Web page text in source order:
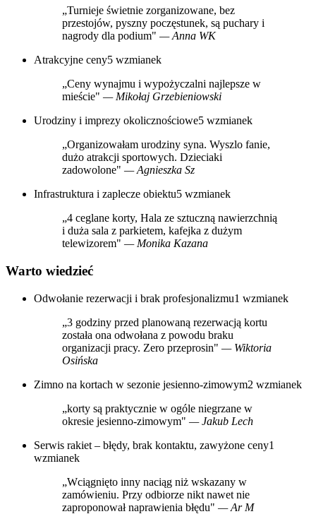
„Turnieje świetnie zorganizowane, bez
przestojów, pyszny poczęstunek, są puchary i
nagrody dla podium" — Anna WK
Atrakcyjne ceny5 wzmianek
„Ceny wynajmu i wypożyczalni najlepsze w
mieście" — Mikołaj Grzebieniowski
Urodziny i imprezy okolicznościowe5 wzmianek
„Organizowałam urodziny syna. Wyszlo fanie,
dużo atrakcji sportowych. Dzieciaki
zadowolone" — Agnieszka Sz
Infrastruktura i zaplecze obiektu5 wzmianek
„4 ceglane korty, Hala ze sztuczną nawierzchnią
i duża sala z parkietem, kafejka z dużym
telewizorem" — Monika Kazana
Warto wiedzieć
Odwołanie rezerwacji i brak profesjonalizmu1 wzmianek
„3 godziny przed planowaną rezerwacją kortu
została ona odwołana z powodu braku
organizacji pracy. Zero przeprosin" — Wiktoria
Osińska
Zimno na kortach w sezonie jesienno-zimowym2 wzmianek
„korty są praktycznie w ogóle niegrzane w
okresie jesienno-zimowym" — Jakub Lech
Serwis rakiet – błędy, brak kontaktu, zawyżone ceny1
wzmianek
„Wciągnięto inny naciąg niż wskazany w
zamówieniu. Przy odbiorze nikt nawet nie
zaproponował naprawienia błędu" — Ar M